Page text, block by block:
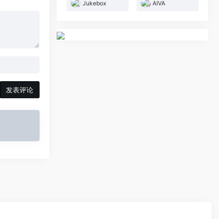
发表评论
Jukebox AIVA